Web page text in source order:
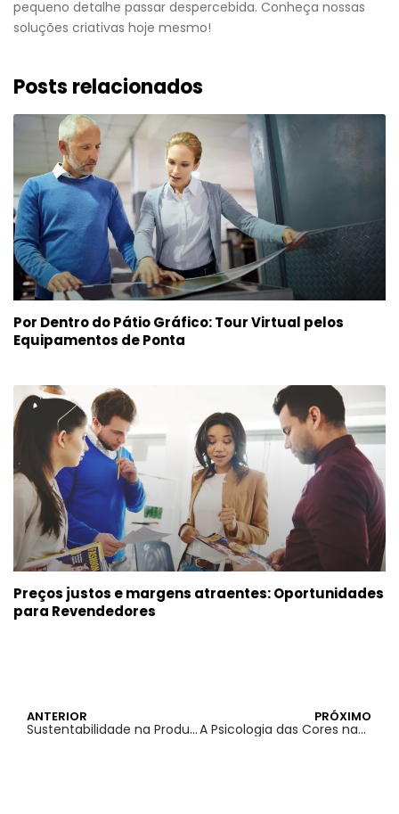
pequeno detalhe passar despercebida. Conheça nossas
soluções criativas hoje mesmo!
Posts relacionados
Por Dentro do Pátio Gráfico: Tour Virtual pelos
Equipamentos de Ponta
Preços justos e margens atraentes: Oportunidades
para Revendedores
ANTERIOR
Sustentabilidade na Produção de Revistas: Práticas que Fazem a Diferença
PRÓXIMO
A Psicologia das Cores nas Pastas Corporativas